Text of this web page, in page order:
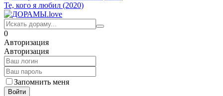
Те, кого я любил (2020)
0
Авторизация
Авторизация
Запомнить меня
Войти